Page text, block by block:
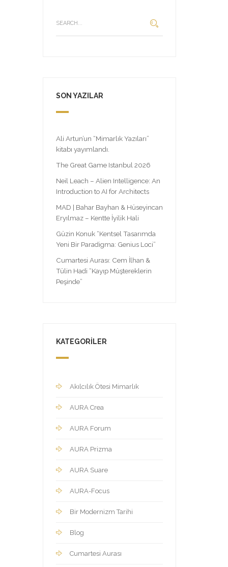
SON YAZILAR
Ali Artun’un “Mimarlık Yazıları”
kitabı yayımlandı.
The Great Game Istanbul 2026
Neil Leach – Alien Intelligence: An
Introduction to AI for Architects
MAD | Bahar Bayhan & Hüseyincan
Eryılmaz – Kentte İyilik Hali
Güzin Konuk “Kentsel Tasarımda
Yeni Bir Paradigma: Genius Loci”
Cumartesi Aurası: Cem İlhan &
Tülin Hadi “Kayıp Müştereklerin
Peşinde”
KATEGORILER
Akılcılık Ötesi Mimarlık
AURA Crea
AURA Forum
AURA Prizma
AURA Suare
AURA-Focus
Bir Modernizm Tarihi
Blog
Cumartesi Aurası